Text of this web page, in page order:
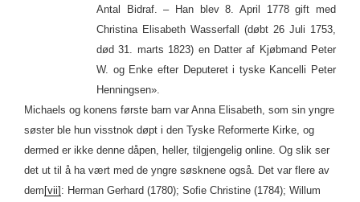
Antal Bidraf. – Han blev 8. April 1778 gift med
Christina Elisabeth Wasserfall (døbt 26 Juli 1753,
død 31. marts 1823) en Datter af Kjøbmand Peter
W. og Enke efter Deputeret i tyske Kancelli Peter
Henningsen».
Michaels og konens første barn var Anna Elisabeth, som sin yngre
søster ble hun visstnok døpt i den Tyske Reformerte Kirke, og
dermed er ikke denne dåpen, heller, tilgjengelig online. Og slik ser
det ut til å ha vært med de yngre søsknene også. Det var flere av
dem[vii]: Herman Gerhard (1780); Sofie Christine (1784); Willum